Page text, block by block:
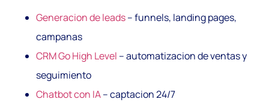
Generacion de leads– funnels, landing pages,
campanas
CRM Go High Level – automatizacion de ventas y
seguimiento
Chatbot con IA– captacion 24/7